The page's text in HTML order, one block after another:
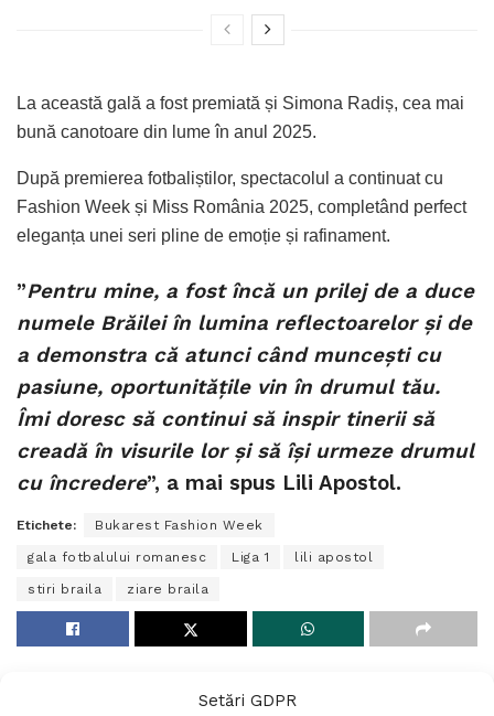
Setări GDPR
La această gală a fost premiată și Simona Radiș, cea mai
bună canotoare din lume în anul 2025.
După premierea fotbaliștilor, spectacolul a continuat cu
Fashion Week și Miss România 2025, completând perfect
eleganța unei seri pline de emoție și rafinament.
”Pentru mine, a fost încă un prilej de a duce
numele Brăilei în lumina reflectoarelor și de
a demonstra că atunci când muncești cu
pasiune, oportunitățile vin în drumul tău.
Îmi doresc să continui să inspir tinerii să
creadă în visurile lor și să își urmeze drumul
cu încredere”, a mai spus Lili Apostol.
Etichete: Bukarest Fashion Week
gala fotbalului romanesc Liga 1 lili apostol
stiri braila ziare braila